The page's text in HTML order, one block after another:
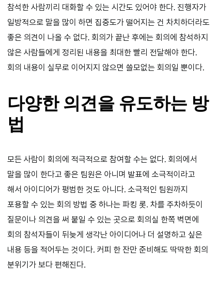
참석한 사람끼리 대화할 수 있는 시간도 있어야 한다. 진행자가
일방적으로 말을 많이 하면 집중도가 떨어지는 건 차치하더라도
좋은 의견이 나올 수 없다. 회의가 끝난 후에는 회의에 참석하지
않은 사람들에게 정리된 내용을 최대한 빨리 전달해야 한다.
회의 내용이 실무로 이어지지 않으면 쓸모없는 회의일 뿐이다.
다양한 의견을 유도하는 방
법
모든 사람이 회의에 적극적으로 참여할 수는 없다. 회의에서
말을 많이 한다고 좋은 팀원은 아니며 발표에 소극적이라고
해서 아이디어가 평범한 것도 아니다. 소극적인 팀원까지
포용할 수 있는 회의 방법 중 하나는 파킹 롯. 차를 주차하듯이
질문이나 의견을 써 붙일 수 있는 곳으로 회의실 한쪽 벽면에
회의 참석자들이 뒤늦게 생각난 아이디어나 더 설명하고 싶은
내용 등을 적어두는 것이다. 커피 한 잔만 준비해도 딱딱한 회의
분위기가 보다 편해진다.